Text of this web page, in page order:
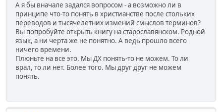
А я бы вначале задался вопросом - а возможно ли в
принципе что-то понять в христианстве после стольких
переводов и тысячелетних измений смыслов терминов?
Вы попробуйте открыть книгу на старославянском. Родной
язык, а ни черта же не понятно. А ведь прошло всего
ничего времени.
Плюньте на все это. Мы ДХ понять-то не можем. То ли
врал, то ли нет. Более того. Мы друг друг не можем
понять.